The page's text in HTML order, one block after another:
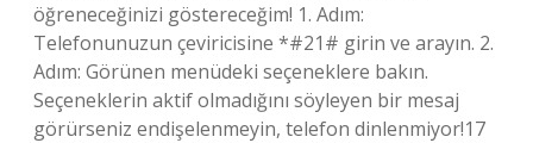
öğreneceğinizi göstereceğim! 1. Adım:
Telefonunuzun çeviricisine *#21# girin ve arayın. 2.
Adım: Görünen menüdeki seçeneklere bakın.
Seçeneklerin aktif olmadığını söyleyen bir mesaj
görürseniz endişelenmeyin, telefon dinlenmiyor!17